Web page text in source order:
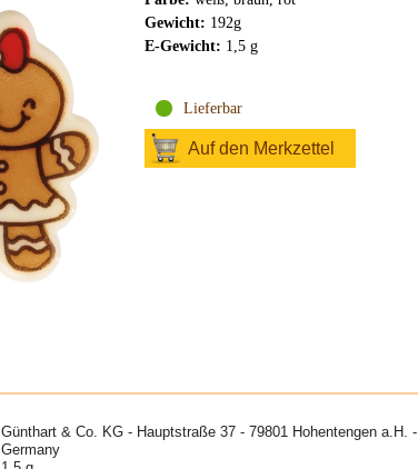
Gewicht: 192g
E-Gewicht: 1,5 g
Lieferbar
Auf den Merkzettel
Günthart & Co. KG - Hauptstraße 37 - 79801 Hohentengen a.H. -
Germany